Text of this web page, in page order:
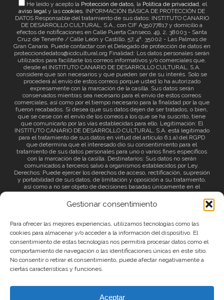
Gestionar consentimiento
Para ofrecer las mejores experiencias, utilizamos tecnologías como las
cookies para almacenar y/o acceder a la información del dispositivo. El
consentimiento de estas tecnologías nos permitirá procesar datos como el
comportamiento de navegación o las identificaciones únicas en este sitio.
No consentir o retirar el consentimiento, puede afectar negativamente a
ciertas características y funciones.
Aceptar
He leído y acepto la Protección de datos, la Política de privacidad, el
aviso legaly lascookies. INFORMACIÓN BÁSICA DE PROTECCIÓN DE
DATOS Responsable del tratamiento de sus datos: INSTITUTO CANARIO
DE DESARROLLO CULTURAL, S.A., con CIF A35077817 y domicilio a
efectos de notificaciones en Calle Puerta Canseco, 49, 2, 38003 - Santa
Cruz de Tenerife / Calle León y Castillo, 57, 4ª. 35002 - Las Palmas de
Gran Canaria. Puede contactar con el Delegado de protección de datos en
protecciondedatos@icdcultural.org Finalidad: Los datos personales serán
utilizados para facilitarle los correos informativos y/o comerciales que,
desde el INSTITUTO CANARIO DE DESARROLLO CULTURAL, S.A.
considere que son necesarios y que pueden ser de su interés. Solo se
procederá al envío de estos correos porque usted lo ha autorizado
expresamente con la marcación de la casilla. Sus datos serán
conservados mientras sea necesario para el envío de estos correos
comerciales, así como por el tiempo necesario para la finalidad por la que
fueron recabados. Si desea que sus datos dejen de ser tratados, o bien,
que se cese con el envío de los correos a los que se ha suscrito, tiene
que comunicarlo por las vías establecidas para ello. Legitimación: El
INSTITUTO CANARIO DE DESARROLLO CULTURAL, S.A. está legitimado
para el tratamiento de sus datos en virtud del artículo 6.1.a) del RGPD
que determina que el interesado dio su consentimiento para el
tratamiento de sus datos personales para uno o varios fines específicos
con la marcación de la casilla. Destinatarios: Sus datos no serán
comunicados a terceros salvo a organismos establecidos por Ley.
Derechos: Puede ejercer los derechos de acceso, rectificación, supresión
y portabilidad de sus datos, de limitación y oposición a su tratamiento,
así como a no ser objeto de decisiones basadas únicamente en el
tratamiento automatizado de sus datos y revocar el consentimiento
prestado. Información adicional: Puede consultar la información adicional
a través del siguienteenlace.
© 2026 Canary Islands Film.